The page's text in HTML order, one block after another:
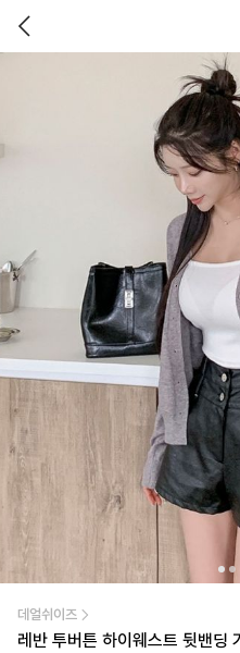
데얼쉬이즈
레반 투버튼 하이웨스트 뒷밴딩